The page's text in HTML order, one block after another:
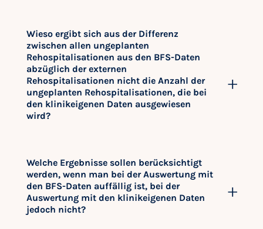
Wieso ergibt sich aus der Differenz
zwischen allen ungeplanten
Rehospitalisationen aus den BFS-Daten
abzüglich der externen
Rehospitalisationen nicht die Anzahl der
ungeplanten Rehospitalisationen, die bei
den klinikeigenen Daten ausgewiesen
wird?
Welche Ergebnisse sollen berücksichtigt
werden, wenn man bei der Auswertung mit
den BFS-Daten auffällig ist, bei der
Auswertung mit den klinikeigenen Daten
jedoch nicht?